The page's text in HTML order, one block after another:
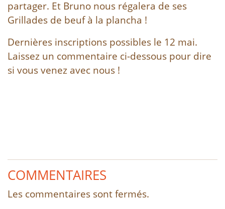
partager. Et Bruno nous régalera de ses
Grillades de beuf à la plancha !
Dernières inscriptions possibles le 12 mai.
Laissez un commentaire ci-dessous pour dire
si vous venez avec nous !
COMMENTAIRES
Les commentaires sont fermés.